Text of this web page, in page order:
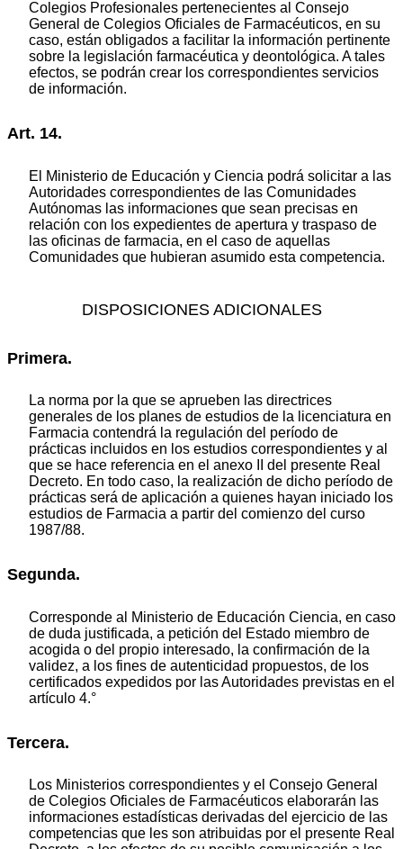
Colegios Profesionales pertenecientes al Consejo
General de Colegios Oficiales de Farmacéuticos, en su
caso, están obligados a facilitar la información pertinente
sobre la legislación farmacéutica y deontológica. A tales
efectos, se podrán crear los correspondientes servicios
de información.
Art. 14.
El Ministerio de Educación y Ciencia podrá solicitar a las
Autoridades correspondientes de las Comunidades
Autónomas las informaciones que sean precisas en
relación con los expedientes de apertura y traspaso de
las oficinas de farmacia, en el caso de aquellas
Comunidades que hubieran asumido esta competencia.
DISPOSICIONES ADICIONALES
Primera.
La norma por la que se aprueben las directrices
generales de los planes de estudios de la licenciatura en
Farmacia contendrá la regulación del período de
prácticas incluidos en los estudios correspondientes y al
que se hace referencia en el anexo II del presente Real
Decreto. En todo caso, la realización de dicho período de
prácticas será de aplicación a quienes hayan iniciado los
estudios de Farmacia a partir del comienzo del curso
1987/88.
Segunda.
Corresponde al Ministerio de Educación Ciencia, en caso
de duda justificada, a petición del Estado miembro de
acogida o del propio interesado, la confirmación de la
validez, a los fines de autenticidad propuestos, de los
certificados expedidos por las Autoridades previstas en el
artículo 4.°
Tercera.
Los Ministerios correspondientes y el Consejo General
de Colegios Oficiales de Farmacéuticos elaborarán las
informaciones estadísticas derivadas del ejercicio de las
competencias que les son atribuidas por el presente Real